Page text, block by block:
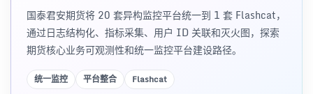
国泰君安期货将 20 套异构监控平台统一到 1 套 Flashcat，
通过日志结构化、指标采集、用户 ID 关联和灭火图，探索
期货核心业务可观测性和统一监控平台建设路径。
统一监控 平台整合 Flashcat